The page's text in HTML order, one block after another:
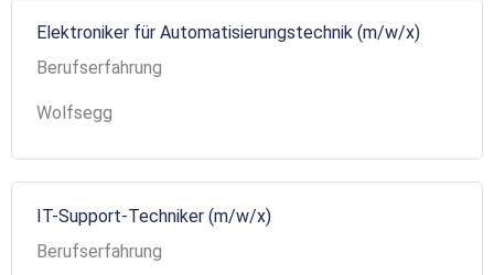
Elektroniker für Automatisierungstechnik (m/w/x)
Berufserfahrung
Wolfsegg
IT-Support-Techniker (m/w/x)
Berufserfahrung